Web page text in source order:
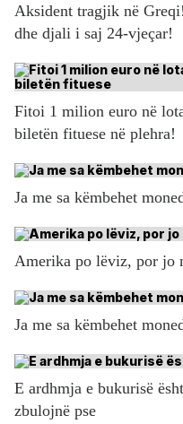
Aksident tragjik në
dhe djali i saj 24-vjeçar!
Fitoi 1 milion euro në
biletën fituese në plehra!
Ja me sa këmbehet
Amerika po lëviz, por jo
Ja me sa këmbehet
E ardhmja e bukurisë
zbulojnë pse